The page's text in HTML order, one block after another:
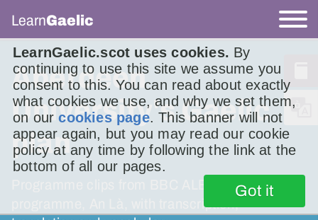
LearnGaelic.scot uses cookies. By
continuing to use this site we assume you
consent to this. You can read about exactly
what cookies we use, and why we set them,
on ourcookies page. This banner will not
appear again, but you may read our cookie
policy at any time by following the link at the
bottom of all our pages.
Got it
LearnGaelic
Aberdeen
University's Gaelic
plan
Programme clips from BBC ALBA’s news
programme, An Là, with transcription,